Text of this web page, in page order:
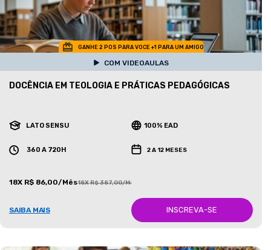
GANHE 2 POS PARA VOCE +1 PARA UM AMIGO
COM VIDEOAULAS
DOCÊNCIA EM TEOLOGIA E PRÁTICAS PEDAGÓGICAS
LATO SENSU 100% EAD
360 A 720H 2 A 12 MESES
18X R$ 86,00/Mês18X R$ 387,00/Mês
SAIBA MAIS INSCREVA-SE